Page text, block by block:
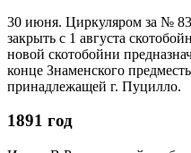
30 июня. Циркуляром за №
закрыть с 1 августа
новой скотобойни
конце Знаменского
принадлежащей г. Пуцилло.
1891 год